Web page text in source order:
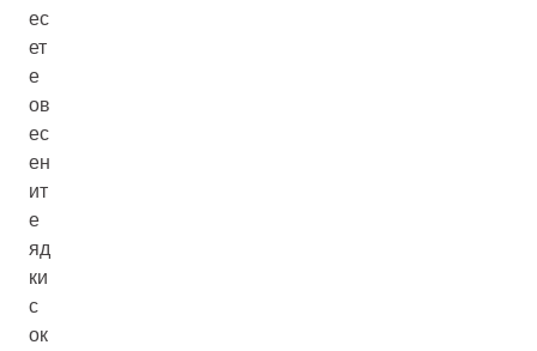
ес
ет
е
ов
ес
ен
ит
е
яд
ки
с
ок